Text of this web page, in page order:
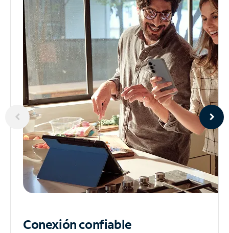
Conexión confiable